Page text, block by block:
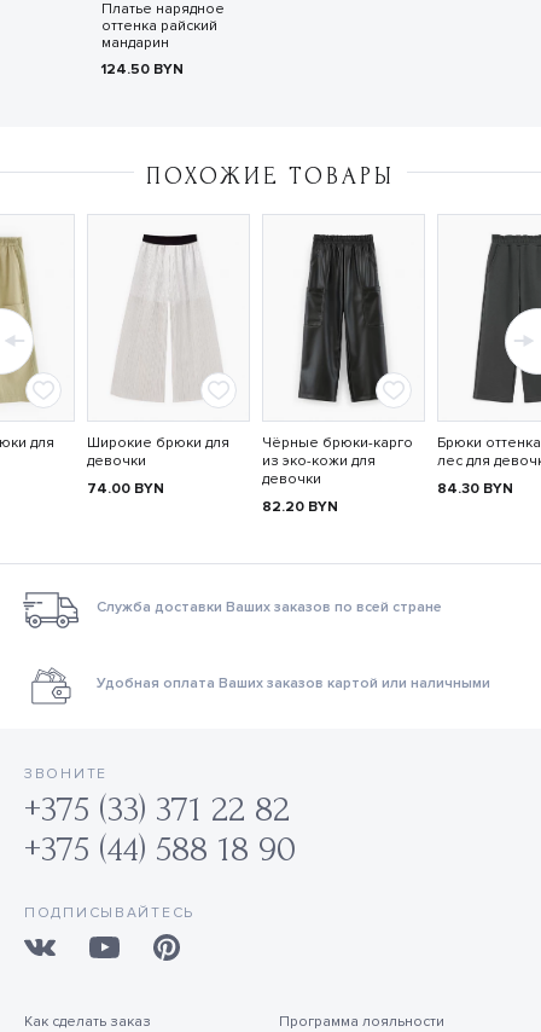
Платье нарядное
оттенка райский
мандарин
124.50 BYN
ПОХОЖИЕ ТОВАРЫ
для
Широкие брюки для
девочки
74.00 BYN
Чёрные брюки-карго
из эко-кожи для
девочки
82.20 BYN
Брюки
лес для
84.30 BYN
Служба доставки Ваших заказов по всей стране
Удобная оплата Ваших заказов картой или наличными
ЗВОНИТЕ
+375 (33) 371 22 82
+375 (44) 588 18 90
ПОДПИСЫВАЙТЕСЬ
Как сделать заказ
Программа лояльности